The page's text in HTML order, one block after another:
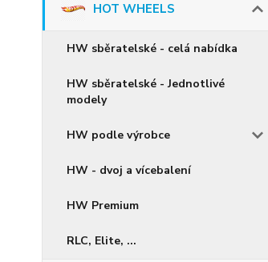
HOT WHEELS
HW sběratelské - celá nabídka
HW sběratelské - Jednotlivé
modely
HW podle výrobce
HW - dvoj a vícebalení
HW Premium
RLC, Elite, ...